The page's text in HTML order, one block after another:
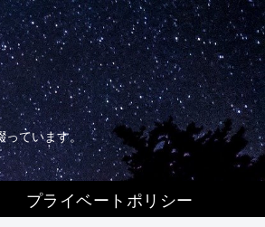
ています。
プライベートポリシー